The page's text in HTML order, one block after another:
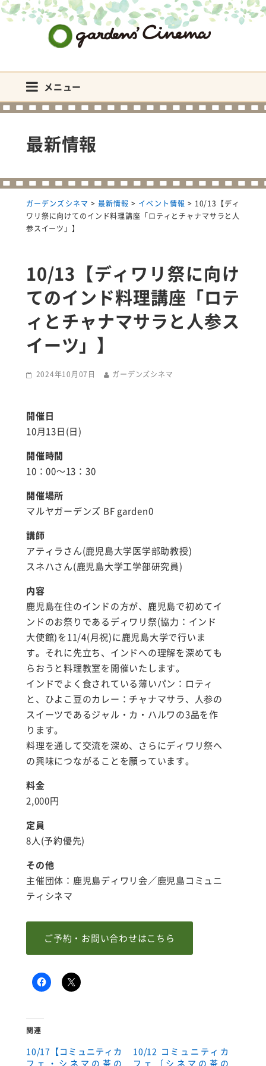
メニュー
最新情報
ガーデンズシネマ > 最新情報 > イベント情報 > 10/13【ディ
ワリ祭に向けてのインド料理講座「ロティとチャナマサラと人
参スイーツ」】
10/13【ディワリ祭に向け
てのインド料理講座「ロテ
ィとチャナマサラと人参ス
イーツ」】
2024年10月07日 ガーデンズシネマ
開催日
10月13日(日)
開催時間
10：00～13：30
開催場所
マルヤガーデンズ BF garden0
講師
アティラさん(鹿児島大学医学部助教授)
スネハさん(鹿児島大学工学部研究員)
内容
鹿児島在住のインドの方が、鹿児島で初めてイ
ンドのお祭りであるディワリ祭(協力：インド
大使館)を11/4(月祝)に鹿児島大学で行いま
す。それに先立ち、インドへの理解を深めても
らおうと料理教室を開催いたします。
インドでよく食されている薄いパン：ロティ
と、ひよこ豆のカレー：チャナマサラ、人参の
スイーツであるジャル・カ・ハルワの3品を作
ります。
料理を通して交流を深め、さらにディワリ祭へ
の興味につながることを願っています。
料金
2,000円
定員
8人(予約優先)
その他
主催団体：鹿児島ディワリ会／鹿児島コミュニ
ティシネマ
ご予約・お問い合わせはこちら
関連
10/17【コミュニティカ
フェ・シネマの茶の
10/12 コミュニティカ
フェ〔シネマの茶の